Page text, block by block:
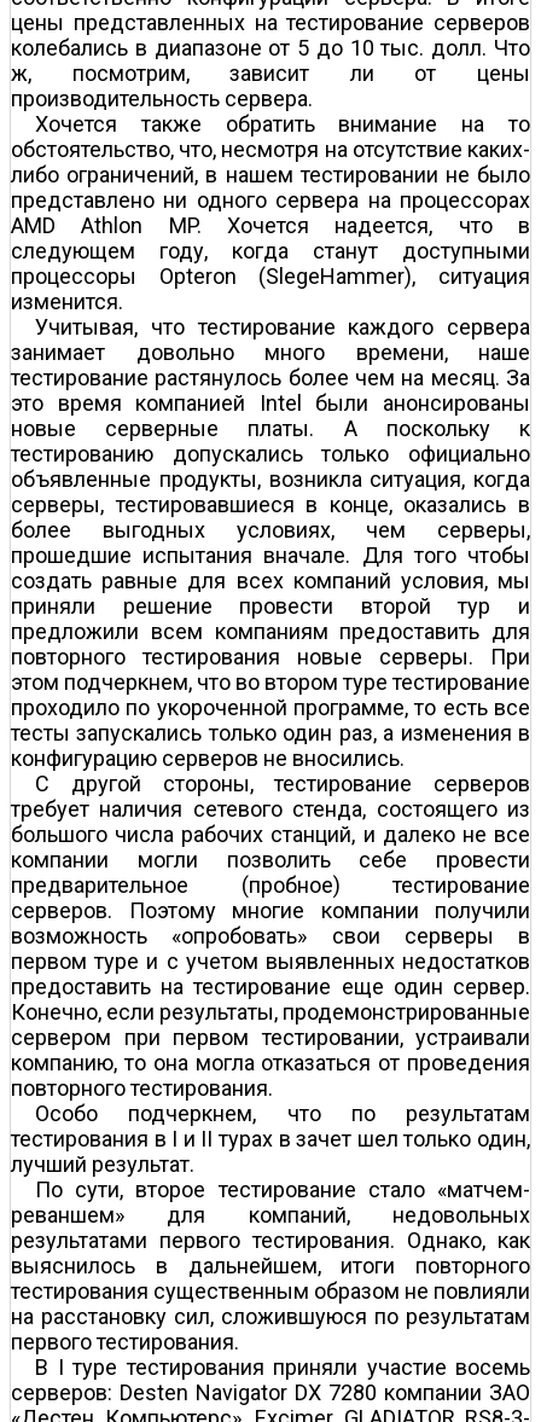
цены представленных на тестирование серверов
колебались в диапазоне от 5 до 10 тыс. долл. Что
ж, посмотрим, зависит ли от цены
производительность сервера.
Хочется также обратить внимание на то
обстоятельство, что, несмотря на отсутствие каких-
либо ограничений, в нашем тестировании не было
представлено ни одного сервера на процессорах
AMD Athlon MP. Хочется надеется, что в
следующем году, когда станут доступными
процессоры Opteron (SlegeHammer), ситуация
изменится.
Учитывая, что тестирование каждого сервера
занимает довольно много времени, наше
тестирование растянулось более чем на месяц. За
это время компанией Intel были анонсированы
новые серверные платы. А поскольку к
тестированию допускались только официально
объявленные продукты, возникла ситуация, когда
серверы, тестировавшиеся в конце, оказались в
более выгодных условиях, чем серверы,
прошедшие испытания вначале. Для того чтобы
создать равные для всех компаний условия, мы
приняли решение провести второй тур и
предложили всем компаниям предоставить для
повторного тестирования новые серверы. При
этом подчеркнем, что во втором туре тестирование
проходило по укороченной программе, то есть все
тесты запускались только один раз, а изменения в
конфигурацию серверов не вносились.
С другой стороны, тестирование серверов
требует наличия сетевого стенда, состоящего из
большого числа рабочих станций, и далеко не все
компании могли позволить себе провести
предварительное (пробное) тестирование
серверов. Поэтому многие компании получили
возможность «опробовать» свои серверы в
первом туре и с учетом выявленных недостатков
предоставить на тестирование еще один сервер.
Конечно, если результаты, продемонстрированные
сервером при первом тестировании, устраивали
компанию, то она могла отказаться от проведения
повторного тестирования.
Особо подчеркнем, что по результатам
тестирования в I и II турах в зачет шел только один,
лучший результат.
По сути, второе тестирование стало «матчем-
реваншем» для компаний, недовольных
результатами первого тестирования. Однако, как
выяснилось в дальнейшем, итоги повторного
тестирования существенным образом не повлияли
на расстановку сил, сложившуюся по результатам
первого тестирования.
В I туре тестирования приняли участие восемь
серверов: Desten Navigator DX 7280 компании ЗАО